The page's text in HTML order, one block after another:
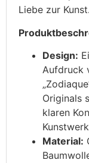
Liebe zur Kunst.
Design:
Aufdruck
Originals
klaren
Material: